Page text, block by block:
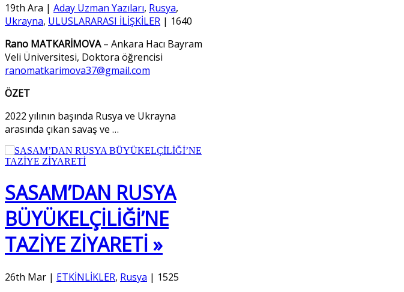
19th Ara | Aday Uzman Yazıları, Rusya,
Ukrayna, ULUSLARARASI İLİŞKİLER | 1640
Rano MATKARİMOVA– Ankara Hacı Bayram
Veli Üniversitesi, Doktora öğrencisi
ranomatkarimova37@gmail.com
ÖZET
2022 yılının başında Rusya ve Ukrayna
arasında çıkan savaş ve …
SASAM’DAN RUSYA
BÜYÜKELÇİLİĞİ’NE
TAZİYE ZİYARETİ »
26th Mar | ETKİNLİKLER, Rusya | 1525